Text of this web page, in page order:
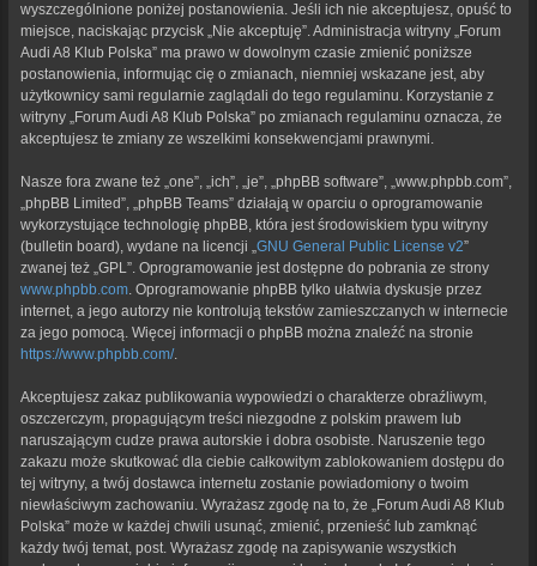
wyszczególnione poniżej postanowienia. Jeśli ich nie akceptujesz, opuść to
miejsce, naciskając przycisk „Nie akceptuję”. Administracja witryny „Forum
Audi A8 Klub Polska” ma prawo w dowolnym czasie zmienić poniższe
postanowienia, informując cię o zmianach, niemniej wskazane jest, aby
użytkownicy sami regularnie zaglądali do tego regulaminu. Korzystanie z
witryny „Forum Audi A8 Klub Polska” po zmianach regulaminu oznacza, że
akceptujesz te zmiany ze wszelkimi konsekwencjami prawnymi.
Nasze fora zwane też „one”, „ich”, „je”, „phpBB software”, „www.phpbb.com”,
„phpBB Limited”, „phpBB Teams” działają w oparciu o oprogramowanie
wykorzystujące technologię phpBB, która jest środowiskiem typu witryny
(bulletin board), wydane na licencji „GNU General Public License v2”
zwanej też „GPL”. Oprogramowanie jest dostępne do pobrania ze strony
www.phpbb.com. Oprogramowanie phpBB tylko ułatwia dyskusje przez
internet, a jego autorzy nie kontrolują tekstów zamieszczanych w internecie
za jego pomocą. Więcej informacji o phpBB można znaleźć na stronie
https://www.phpbb.com/.
Akceptujesz zakaz publikowania wypowiedzi o charakterze obraźliwym,
oszczerczym, propagującym treści niezgodne z polskim prawem lub
naruszającym cudze prawa autorskie i dobra osobiste. Naruszenie tego
zakazu może skutkować dla ciebie całkowitym zablokowaniem dostępu do
tej witryny, a twój dostawca internetu zostanie powiadomiony o twoim
niewłaściwym zachowaniu. Wyrażasz zgodę na to, że „Forum Audi A8 Klub
Polska” może w każdej chwili usunąć, zmienić, przenieść lub zamknąć
każdy twój temat, post. Wyrażasz zgodę na zapisywanie wszystkich